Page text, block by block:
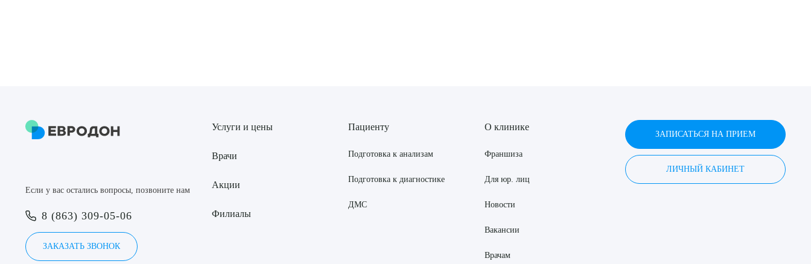
Если у вас остались вопросы, позвоните нам
8 (863) 309-05-06
ЗАКАЗАТЬ ЗВОНОК
Услуги и цены
Врачи
Акции
Филиалы
Пациенту
Подготовка к анализам
Подготовка к диагностике
ДМС
О клинике
Франшиза
Для юр. лиц
Новости
Вакансии
Врачам
ЗАПИСАТЬСЯ НА ПРИЕМ
ЛИЧНЫЙ КАБИНЕТ